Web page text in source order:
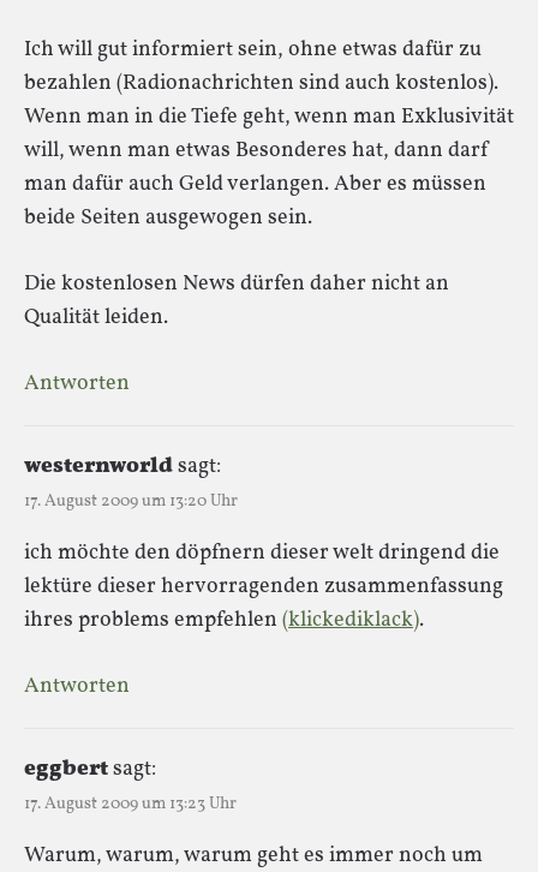
Ich will gut informiert sein, ohne etwas dafür zu
bezahlen (Radionachrichten sind auch kostenlos).
Wenn man in die Tiefe geht, wenn man Exklusivität
will, wenn man etwas Besonderes hat, dann darf
man dafür auch Geld verlangen. Aber es müssen
beide Seiten ausgewogen sein.
Die kostenlosen News dürfen daher nicht an
Qualität leiden.
Antworten
westernworldsagt:
17. August 2009 um 13:20 Uhr
ich möchte den döpfnern dieser welt dringend die
lektüre dieser hervorragenden zusammenfassung
ihres problems empfehlen (klickediklack).
Antworten
eggbertsagt:
17. August 2009 um 13:23 Uhr
Warum, warum, warum geht es immer noch um